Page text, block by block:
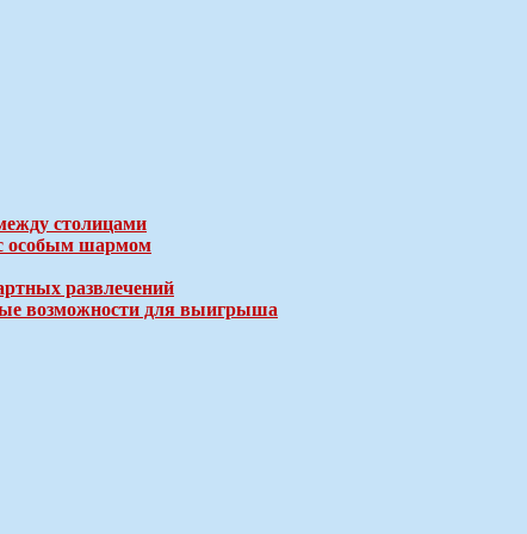
столицами
с особым шармом
развлечений
возможности для выигрыша